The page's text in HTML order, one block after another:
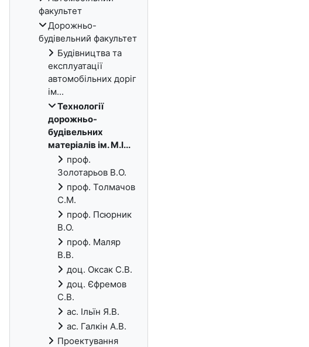
факультет
Дорожньо-
будівельний факультет
Будівництва та
експлуатації
автомобільних доріг
ім...
Технології
дорожньо-
будівельних
матеріалів ім. М.І...
проф.
Золотарьов В.О.
проф. Толмачов
С.М.
проф. Псюрник
В.О.
проф. Маляр
В.В.
доц. Оксак С.В.
доц. Єфремов
С.В.
ас. Ільїн Я.В.
ас. Галкін А.В.
Проектування